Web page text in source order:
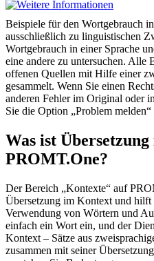
Beispiele für den Wortgebrauch
ausschließlich zu linguistischen
Wortgebrauch in einer Sprache
eine andere zu untersuchen. Alle
offenen Quellen mit Hilfe einer
gesammelt. Wenn Sie einen
anderen Fehler im Original oder
Sie die Option „Problem melden“
Was ist
PROMT.One?
Der Bereich „Kontexte“ auf
Übersetzung im Kontext und
Verwendung von Wörtern und
einfach ein Wort ein, und der
Kontext – Sätze aus
zusammen mit seiner